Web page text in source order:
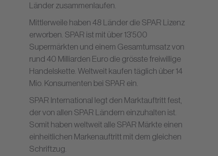
Länder zusammenlaufen.
Mittlerweile haben 48 Länder die SPAR Lizenz
erworben. SPAR ist mit über 13‘500
Supermärkten und einem Gesamtumsatz von
rund 40 Milliarden Euro die grösste freiwillige
Handelskette. Weltweit kaufen täglich über 14
Mio. Konsumenten bei SPAR ein.
SPAR International legt den Marktauftritt fest,
der von allen SPAR Ländern einzuhalten ist.
Somit haben weltweit alle SPAR Märkte einen
einheitlichen Markenauftritt mit dem gleichen
Schriftzug.